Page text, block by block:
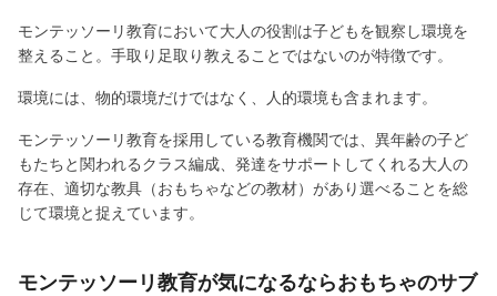
モンテッソーリ教育において大人の役割は子どもを観察し環境を
整えること。手取り足取り教えることではないのが特徴です。
環境には、物的環境だけではなく、人的環境も含まれます。
モンテッソーリ教育を採用している教育機関では、異年齢の子ど
もたちと関われるクラス編成、発達をサポートしてくれる大人の
存在、適切な教具（おもちゃなどの教材）があり選べることを総
じて環境と捉えています。
モンテッソーリ教育が気になるならおもちゃのサブ